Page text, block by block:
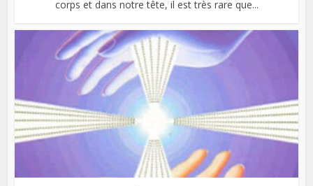
corps et dans notre tête, il est très rare que...